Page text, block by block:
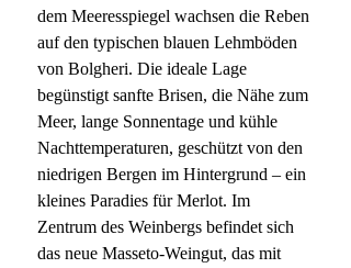
dem Meeresspiegel wachsen die Reben
auf den typischen blauen Lehmböden
von Bolgheri. Die ideale Lage
begünstigt sanfte Brisen, die Nähe zum
Meer, lange Sonnentage und kühle
Nachttemperaturen, geschützt von den
niedrigen Bergen im Hintergrund – ein
kleines Paradies für Merlot. Im
Zentrum des Weinbergs befindet sich
das neue Masseto-Weingut, das mit